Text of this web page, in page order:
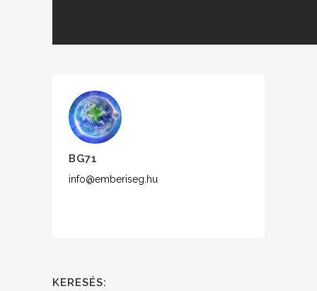
BG71
info@emberiseg.hu
KERESÉS: